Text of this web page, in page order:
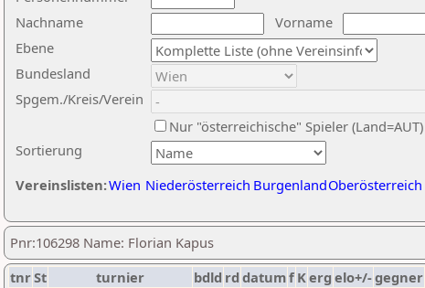
Nachname
Vorname
Ebene
Sortierung
Bundesland
Spgem./Kreis/Verein
Nur "österreichische" Spieler (Land=AUT)
Vereinslisten:Wien Niederösterreich BurgenlandOberösterreich
Pnr:106298 Name: Florian Kapus
tnrSt turnier bdld rd datumf Kerg elo+/-gegner